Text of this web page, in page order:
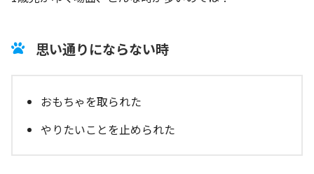
思い通りにならない時
おもちゃを取られた
やりたいことを止められた